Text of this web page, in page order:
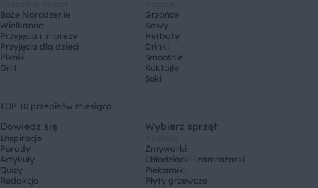
Boże Narodzenie
Wielkanoc
Przyjęcia i imprezy
Przyjęcia dla dzieci
Piknik
Grill
Grzańce
Kawy
Herbaty
Drinki
Smoothie
Koktajle
Soki
TOP 10 przepisów miesiąca
Dowiedz się
Inspiracje
Porady
Artykuły
Quizy
Redakcja
Wybierz sprzęt
Zmywarki
Chłodziarki i zamrażarki
Piekarniki
Płyty grzewcze